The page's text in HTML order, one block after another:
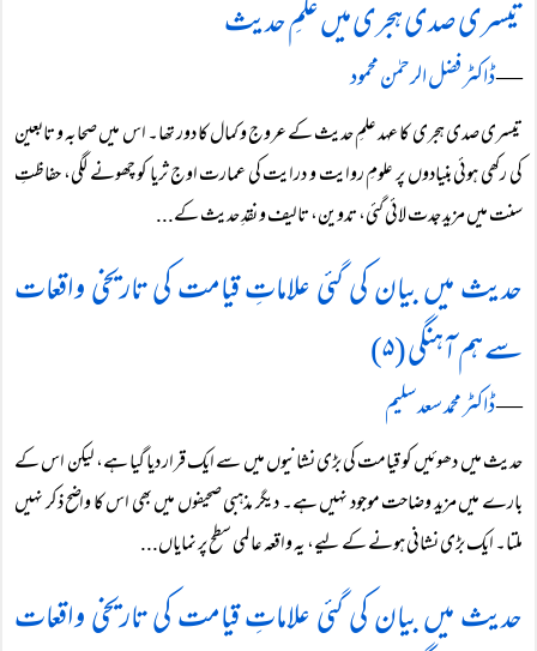
تیسری صدی ہجری میں علمِ حدیث
―ڈاکٹر فضل الرحمٰن محمود
تیسری صدی ہجری کا عہد علمِ حدیث کے عروج و کمال کا دور تھا۔ اس میں صحابہ و تابعین
کی رکھی ہوئی بنیادوں پر علومِ روایت و درایت کی عمارت اوج ثریا کو چھونے لگی، حفاظتِ
سنت میں مزید جدت لائی گئی، تدوین، تالیف و نقدِ حدیث کے...
حدیث میں بیان کی گئی علاماتِ قیامت کی تاریخی واقعات
سے ہم آہنگی (۵)
―ڈاکٹر محمد سعد سلیم
حدیث میں دھوئیں کو قیامت کی بڑی نشانیوں میں سے ایک قرار دیا گیا ہے، لیکن اس کے
بارے میں مزید وضاحت موجود نہیں ہے۔ دیگر مذہبی صحیفوں میں بھی اس کا واضح ذکر نہیں
ملتا۔ ایک بڑی نشانی ہونے کے لیے، یہ واقعہ عالمی سطح پر نمایاں...
حدیث میں بیان کی گئی علاماتِ قیامت کی تاریخی واقعات